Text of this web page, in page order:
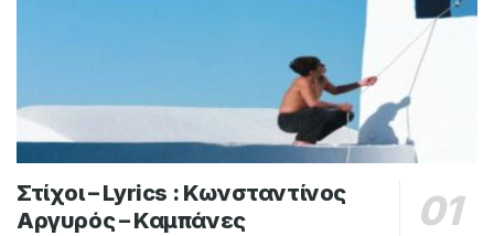
Στίχοι – Lyrics : Κωνσταντίνος
Αργυρός – Καμπάνες